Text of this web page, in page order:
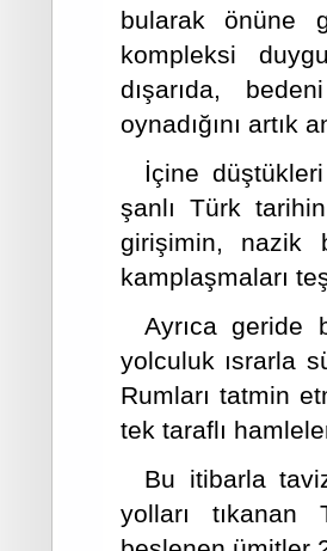
bularak önüne
kompleksi
dışarıda,
oynadığını artık
İçine
şanlı Türk
girişimin, nazik
kamplaşmaları
Ayrıca geride
yolculuk ısrarla
Rumları tatmin
tek taraflı
Bu itibarla
yolları tıkanan